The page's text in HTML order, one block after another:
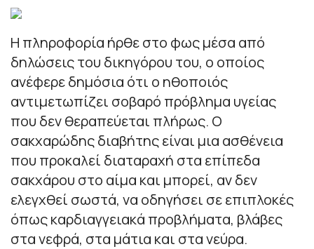
Η πληροφορία ήρθε στο φως μέσα από
δηλώσεις του δικηγόρου του, ο οποίος
ανέφερε δημόσια ότι ο ηθοποιός
αντιμετωπίζει σοβαρό πρόβλημα υγείας
που δεν θεραπεύεται πλήρως. Ο
σακχαρώδης διαβήτης είναι μια ασθένεια
που προκαλεί διαταραχή στα επίπεδα
σακχάρου στο αίμα και μπορεί, αν δεν
ελεγχθεί σωστά, να οδηγήσει σε επιπλοκές
όπως καρδιαγγειακά προβλήματα, βλάβες
στα νεφρά, στα μάτια και στα νεύρα.